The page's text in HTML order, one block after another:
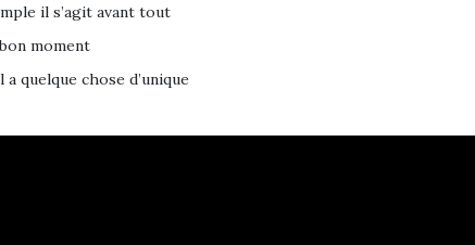
il s’agit avant tout
moment
quelque chose d’unique